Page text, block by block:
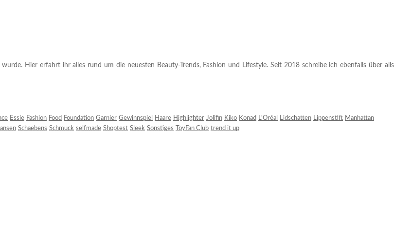
Hier erfahrt ihr alles rund um die neuesten Beauty-Trends, Fashion und Lifestyle. Seit 2018 schreibe ich ebenfalls über alls
Essie Fashion Food Foundation Garnier Gewinnspiel Haare Highlighter Jolifin Kiko Konad L'Oréal Lidschatten Lippenstift Manhattan
Schaebens Schmuck selfmade Shoptest Sleek Sonstiges ToyFan Club trend it up